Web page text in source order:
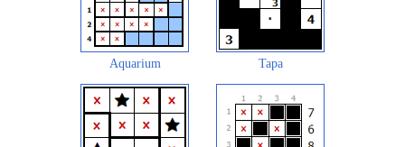
Aquarium Tapa